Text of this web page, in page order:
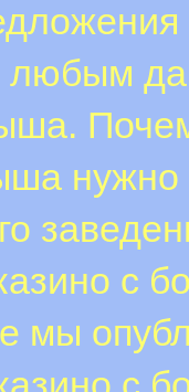
любым
нужно
с
мы